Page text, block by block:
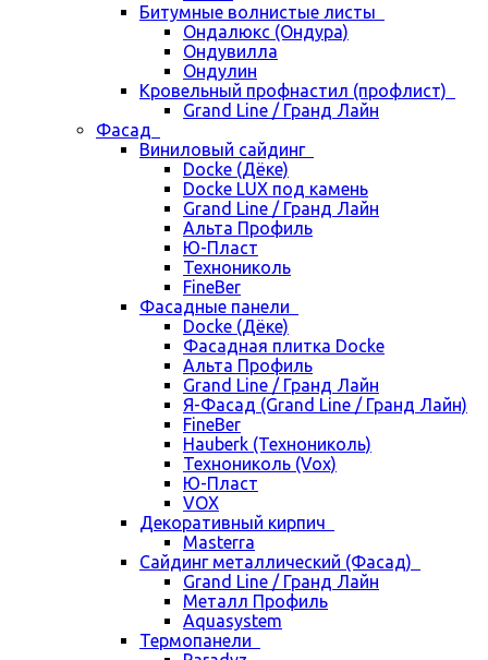
Битумные волнистые листы
Ондалюкс (Ондура)
Ондувилла
Ондулин
Кровельный профнастил (профлист)
Grand Line / Гранд Лайн
Фасад
Виниловый сайдинг
Docke (Дёке)
Docke LUX под камень
Grand Line / Гранд Лайн
Альта Профиль
Ю-Пласт
Технониколь
FineBer
Фасадные панели
Docke (Дёке)
Фасадная плитка Docke
Альта Профиль
Grand Line / Гранд Лайн
Я-Фасад (Grand Line / Гранд Лайн)
FineBer
Hauberk (Технониколь)
Технониколь (Vox)
Ю-Пласт
VOX
Декоративный кирпич
Masterra
Сайдинг металлический (Фасад)
Grand Line / Гранд Лайн
Металл Профиль
Aquasystem
Термопанели